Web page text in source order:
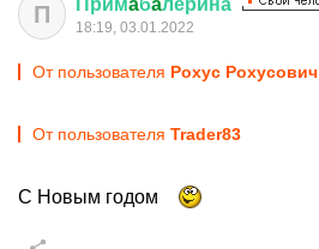
П Примaбaлерина
18:19, 03.01.2022
От пользователя Рохус Рохусович
От пользователя Trader83
С Новым годом